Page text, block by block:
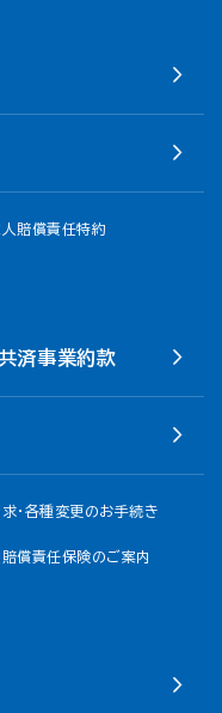
賠償責任特約
済事業約款
・各種変更のお手続き
償責任保険のご案内